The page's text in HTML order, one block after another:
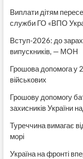
Виплати дітям
служби ГО «ВПО
Вступ-2026: до
випускників, — МОН
Грошова допомога у
військових
Грошову допомогу
захисників України
Туреччина вимагає
морі
Україна на фронті